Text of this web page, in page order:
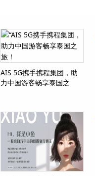
AIS 5G携手携程集团，助
力中国游客畅享泰国之